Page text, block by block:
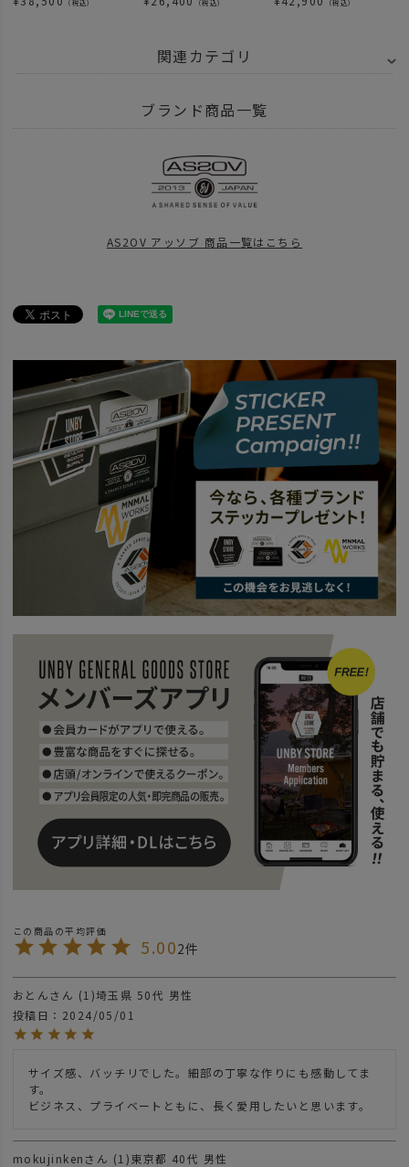
（税込） （税込） （税込）
関連カテゴリ
AS2OV アッソブ CORDURA DOBBY 305D - コーデュラ ドビー
ショルダー サコッシュ
AS2OV アッソブ
news ライフスタイルにあったバッグ選びを。AS2OVこの４モデルなんてい
news DOBBYシリーズ再入荷23
news UNBYスタッフの大解剖第6弾！
news TOTE & SHOULDER
UNBY TRAVEL STYLE
DOBBYシリーズ
トラベルに便利な2way
ブランド商品一覧
AS2OV アッソブ 商品一覧はこちら
5.002
おとん 1 埼玉県 50代 男性
投稿日
2024/05/01
サイズ感、バッチリでした。細部の丁寧な作りにも感動してま
す。
ビジネス、プライベートともに、長く愛用したいと思います。
mokujinken 1 東京都 40代 男性